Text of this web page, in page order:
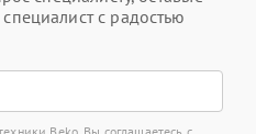
с радостью